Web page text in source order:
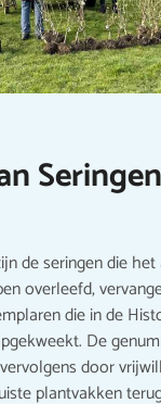
Seringen
de seringen die
overleefd,
die in de
De
door
plantvakken